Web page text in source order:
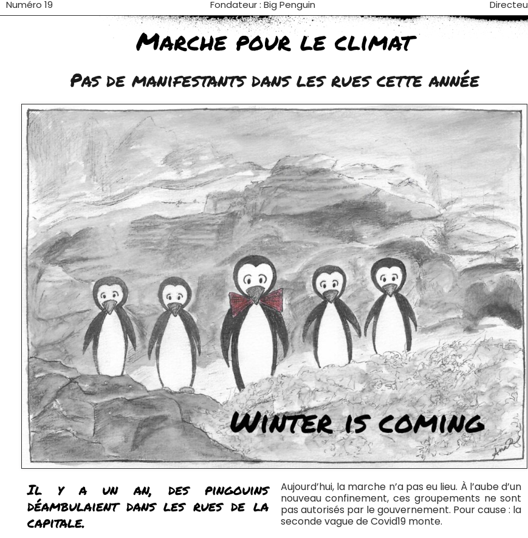
Numéro 19 Fondateur : Big Penguin
Marche pour le climat
Pas de manifestants dans les rues cette année
Il y a un an, des pingouins
déambulaient dans les rues de la
capitale.
Aujourd’hui, la marche n’a pas eu lieu. À l’aube d’un
nouveau confinement, ces groupements ne sont
pas autorisés par le gouvernement. Pour cause : la
seconde vague de Covid19 monte.